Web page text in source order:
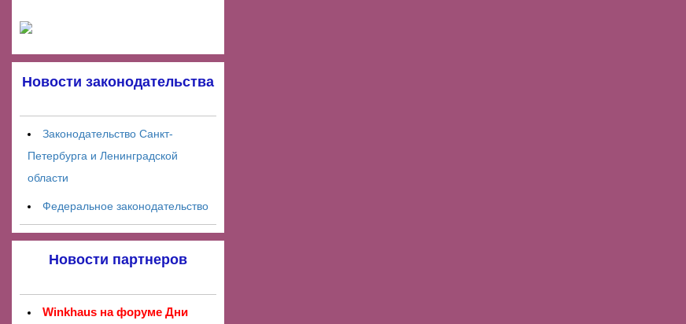
Новости законодательства
Законодательство Санкт-
Петербурга и Ленинградской
области
Федеральное законодательство
Новости партнеров
Winkhaus на форуме Дни